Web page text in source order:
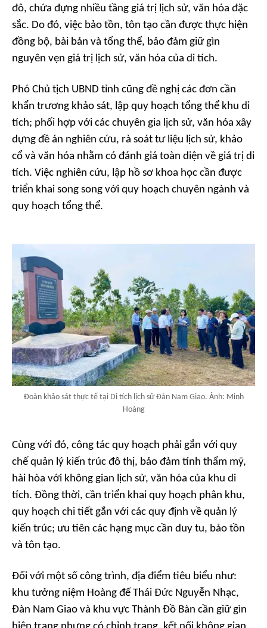
đô, chứa đựng nhiều tầng giá trị lịch sử, văn hóa đặc
sắc. Do đó, việc bảo tồn, tôn tạo cần được thực hiện
đồng bộ, bài bản và tổng thể, bảo đảm giữ gìn
nguyên vẹn giá trị lịch sử, văn hóa của di tích.
Phó Chủ tịch UBND tỉnh cũng đề nghị các đơn cần
khẩn trương khảo sát, lập quy hoạch tổng thể khu di
tích; phối hợp với các chuyên gia lịch sử, văn hóa xây
dựng đề án nghiên cứu, rà soát tư liệu lịch sử, khảo
cổ và văn hóa nhằm có đánh giá toàn diện về giá trị di
tích. Việc nghiên cứu, lập hồ sơ khoa học cần được
triển khai song song với quy hoạch chuyên ngành và
quy hoạch tổng thể.
Đoàn khảo sát thực tế tại Di tích lịch sử Đàn Nam Giao. Ảnh: Minh
Hoàng
Cùng với đó, công tác quy hoạch phải gắn với quy
chế quản lý kiến trúc đô thị, bảo đảm tính thẩm mỹ,
hài hòa với không gian lịch sử, văn hóa của khu di
tích. Đồng thời, cần triển khai quy hoạch phân khu,
quy hoạch chi tiết gắn với các quy định về quản lý
kiến trúc; ưu tiên các hạng mục cần duy tu, bảo tồn
và tôn tạo.
Đối với một số công trình, địa điểm tiêu biểu như:
khu tưởng niệm Hoàng đế Thái Đức Nguyễn Nhạc,
Đàn Nam Giao và khu vực Thành Đồ Bàn cần giữ gìn